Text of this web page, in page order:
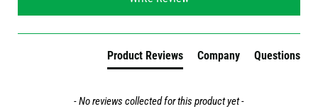
Product Reviews Company Questions
- No reviews collected for this product yet -